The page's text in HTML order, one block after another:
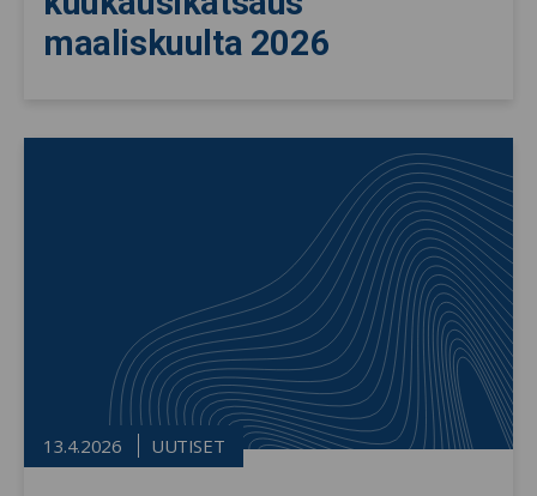
maaliskuulta 2026
13.4.2026 UUTISET